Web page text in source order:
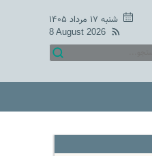
شنبه ۱۷ مرداد ۱۴۰۵
8 August 2026